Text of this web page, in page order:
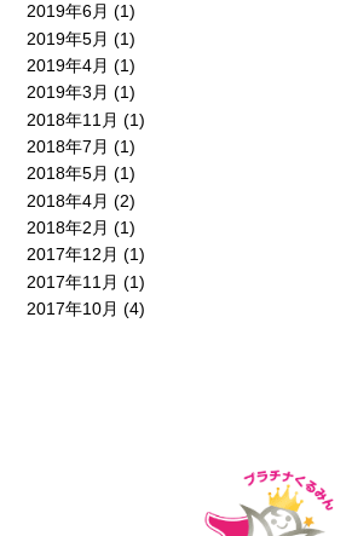
2019年6月 (1)
2019年5月 (1)
2019年4月 (1)
2019年3月 (1)
2018年11月 (1)
2018年7月 (1)
2018年5月 (1)
2018年4月 (2)
2018年2月 (1)
2017年12月 (1)
2017年11月 (1)
2017年10月 (4)